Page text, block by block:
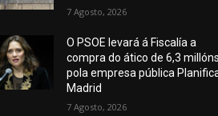
7 Agosto, 2026
O PSOE levará á Fiscalía a
compra do ático de 6,3 millóns
pola empresa pública
Madrid
7 Agosto, 2026